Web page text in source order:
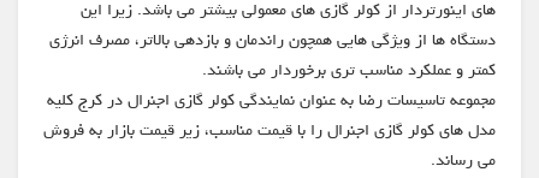
های اینورتردار از کولر گازی های معمولی بیشتر می باشد. زیرا این
دستگاه ها از ویژگی هایی همچون راندمان و بازدهی بالاتر، مصرف انرژی
کمتر و عملکرد مناسب تری برخوردار می باشند.
مجموعه تاسیسات رضا به عنوان نمایندگی کولر گازی اجنرال در کرج کلیه
مدل های کولر گازی اجنرال را با قیمت مناسب، زیر قیمت بازار به فروش
می رساند.